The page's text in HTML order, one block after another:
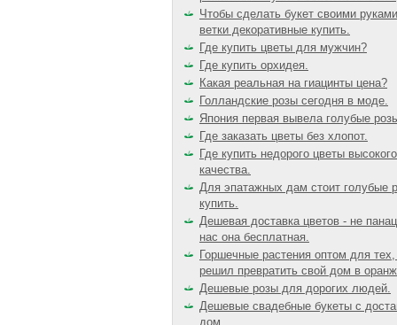
Чтобы сделать букет своими
ветки декоративные купить.
Где купить цветы для мужчин?
Где купить орхидея.
Какая реальная на гиацинты цена?
Голландские розы сегодня в моде.
Япония первая вывела голубые
Где заказать цветы без хлопот.
Где купить недорого цветы высокого
качества.
Для эпатажных дам стоит голубые
купить.
Дешевая доставка цветов - не
нас она бесплатная.
Горшечные растения оптом для тех,
решил превратить свой дом в
Дешевые розы для дорогих людей.
Дешевые свадебные букеты с
дом.